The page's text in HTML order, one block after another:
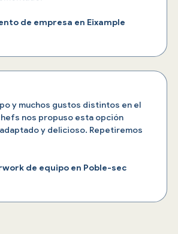
de empresa en Eixample
y muchos gustos distintos en el
nos propuso esta opción
y delicioso. Repetiremos
de equipo en Poble-sec